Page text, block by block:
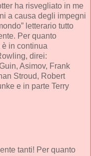
ha risvegliato in me
a causa degli impegni
letterario tutto
Per quanto
in continua
direi:
Asimov, Frank
Stroud, Robert
e in parte Terry
tanti! Per quanto